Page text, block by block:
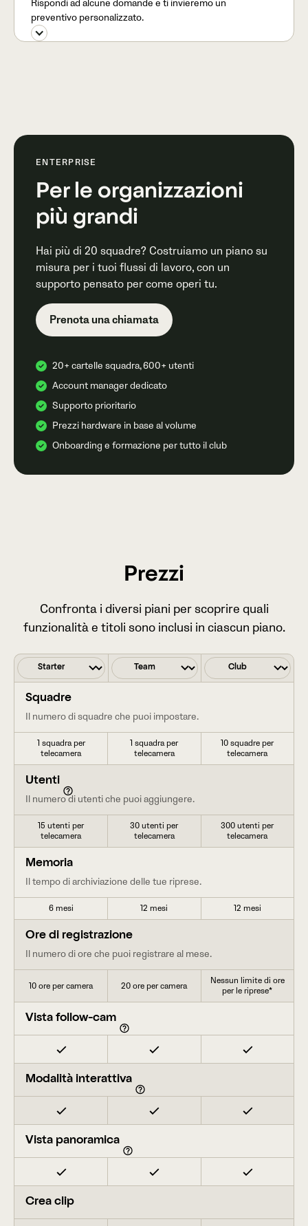
Rispondi ad alcune domande e ti invieremo un
preventivo personalizzato.
ENTERPRISE
Per le organizzazioni
più grandi
Hai più di 20 squadre? Costruiamo un piano su
misura per i tuoi flussi di lavoro, con un
supporto pensato per come operi tu.
Prenota una chiamata
20+ cartelle squadra, 600+ utenti
Account manager dedicato
Supporto prioritario
Prezzi hardware in base al volume
Onboarding e formazione per tutto il club
Prezzi
Confronta i diversi piani per scoprire quali
funzionalità e titoli sono inclusi in ciascun piano.
Squadre
Il numero di squadre che puoi impostare.
1 squadra per
telecamera
1 squadra per
telecamera
10 squadre per
telecamera
Utenti
Il numero di utenti che puoi aggiungere.
15 utenti per
telecamera
30 utenti per
telecamera
300 utenti per
telecamera
Memoria
Il tempo di archiviazione delle tue riprese.
6 mesi 12 mesi 12 mesi
Ore di registrazione
Il numero di ore che puoi registrare al mese.
10 ore per camera 20 ore per camera
Nessun limite di ore
per le riprese*
Vista follow-cam
Modalità interattiva
Vista panoramica
Crea clip